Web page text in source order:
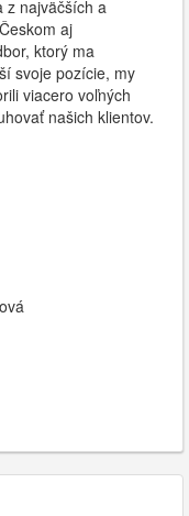
z najväčších a
aj
ktorý ma
svoje pozície, my
viacero voľných
našich klientov.